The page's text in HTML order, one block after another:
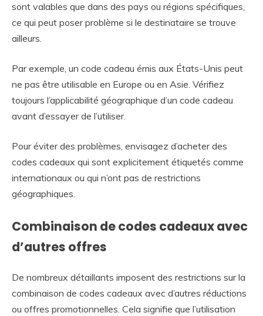
sont valables que dans des pays ou régions spécifiques,
ce qui peut poser problème si le destinataire se trouve
ailleurs.
Par exemple, un code cadeau émis aux États-Unis peut
ne pas être utilisable en Europe ou en Asie. Vérifiez
toujours l’applicabilité géographique d’un code cadeau
avant d’essayer de l’utiliser.
Pour éviter des problèmes, envisagez d’acheter des
codes cadeaux qui sont explicitement étiquetés comme
internationaux ou qui n’ont pas de restrictions
géographiques.
Combinaison de codes cadeaux avec
d’autres offres
De nombreux détaillants imposent des restrictions sur la
combinaison de codes cadeaux avec d’autres réductions
ou offres promotionnelles. Cela signifie que l’utilisation